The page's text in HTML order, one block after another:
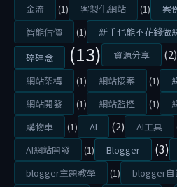
6
準
備
架
設
網
站
，
金流 (1) 客製化網站 (1) 案
智能估價 (1) 新手也能不花錢做
碎碎念 (13) 資源分享 (2)
網站架構 (1) 網站接案 (1)
網站開發 (1) 網站監控 (1)
購物車
(1) AI (2) AI工具
AI網站開發
(1) Blogger (3)
blogger主題教學
(1) blogger自